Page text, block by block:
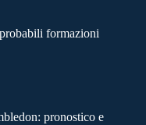
formazioni
pronostico e